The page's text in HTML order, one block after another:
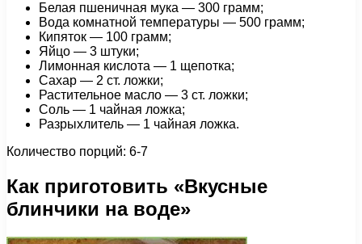
Белая пшеничная мука — 300 грамм;
Вода комнатной температуры — 500 грамм;
Кипяток — 100 грамм;
Яйцо — 3 штуки;
Лимонная кислота — 1 щепотка;
Сахар — 2 ст. ложки;
Растительное масло — 3 ст. ложки;
Соль — 1 чайная ложка;
Разрыхлитель — 1 чайная ложка.
Количество порций: 6-7
Как приготовить «Вкусные
блинчики на воде»